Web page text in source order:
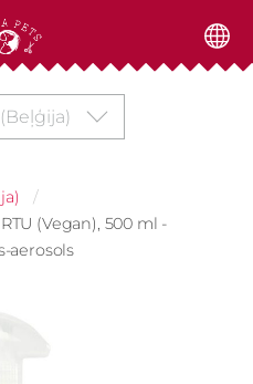
(Vegan), 500 ml -
aerosols